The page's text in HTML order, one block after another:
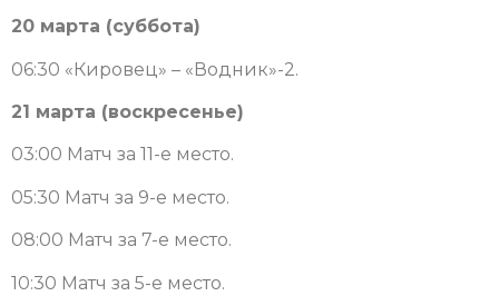
20 марта (суббота)
06:30 «Кировец» – «Водник»-2.
21 марта (воскресенье)
03:00 Матч за 11-е место.
05:30 Матч за 9-е место.
08:00 Матч за 7-е место.
10:30 Матч за 5-е место.